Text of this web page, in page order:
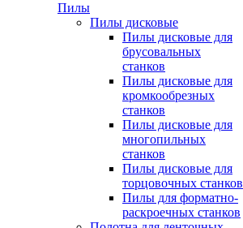
Пилы
Пилы дисковые
Пилы дисковые для
брусовальных
станков
Пилы дисковые для
кромкообрезных
станков
Пилы дисковые для
многопильных
станков
Пилы дисковые для
торцовочных станков
Пилы для форматно-
раскроечных станков